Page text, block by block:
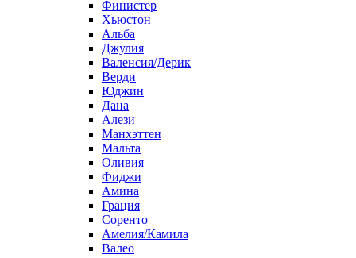
Финистер
Хьюстон
Альба
Джулия
Валенсия/Дерик
Верди
Юджин
Дана
Алези
Манхэттен
Мальта
Оливия
Фиджи
Амина
Грация
Соренто
Амелия/Камила
Валео